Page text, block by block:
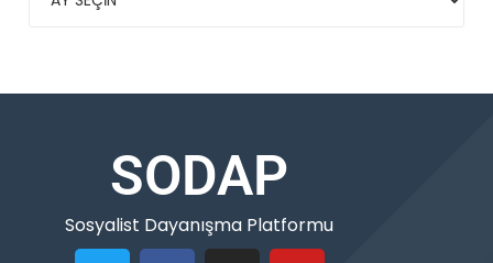
SODAP
Sosyalist Dayanışma Platformu